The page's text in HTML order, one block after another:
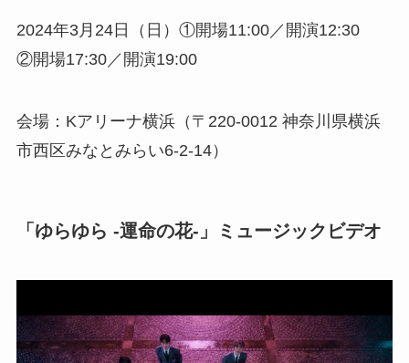
2024年3月24日（日）①開場11:00／開演12:30
②開場17:30／開演19:00
会場：Kアリーナ横浜（〒220-0012 神奈川県横浜
市西区みなとみらい6-2-14）
「ゆらゆら -運命の花-」ミュージックビデオ